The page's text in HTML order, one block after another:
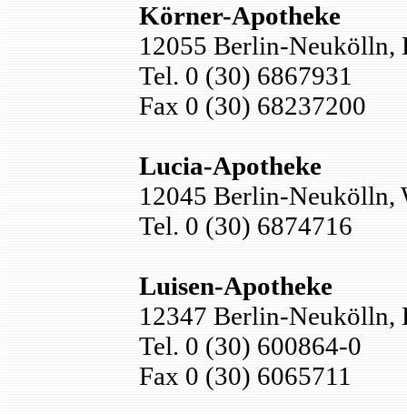
Körner-Apotheke
12055 Berlin-Neukölln,
Tel. 0 (30) 6867931
Fax 0 (30) 68237200
Lucia-Apotheke
12045 Berlin-Neukölln,
Tel. 0 (30) 6874716
Luisen-Apotheke
12347 Berlin-Neukölln,
Tel. 0 (30) 600864-0
Fax 0 (30) 6065711